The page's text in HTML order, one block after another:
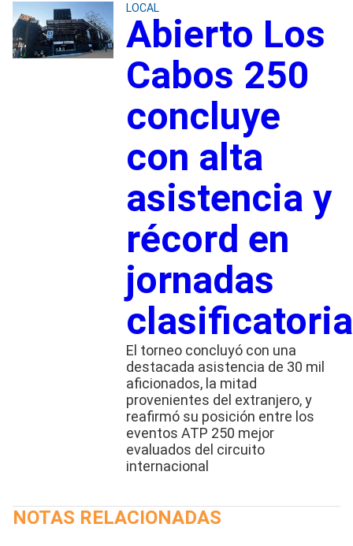
LOCAL
Abierto Los
Cabos 250
concluye
con alta
asistencia y
récord en
jornadas
El torneo concluyó con una
destacada asistencia de 30 mil
aficionados, la mitad
provenientes del extranjero, y
reafirmó su posición entre los
eventos ATP 250 mejor
evaluados del circuito
internacional
NOTAS RELACIONADAS